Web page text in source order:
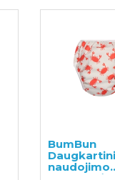
BumBun
naudojimo